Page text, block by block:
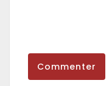
Commenter